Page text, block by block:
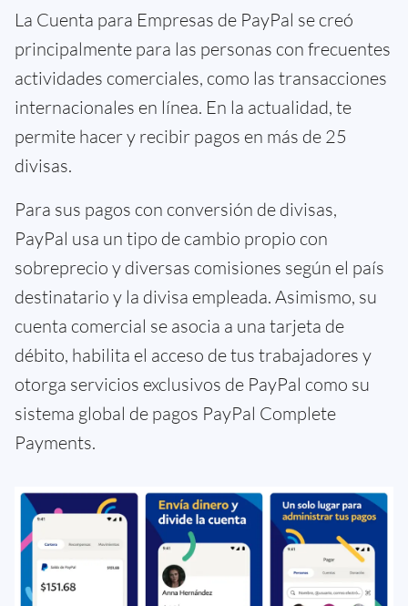
La Cuenta para Empresas de PayPal se creó
principalmente para las personas con frecuentes
actividades comerciales, como las transacciones
internacionales en línea. En la actualidad, te
permite hacer y recibir pagos en más de 25
divisas.
Para sus pagos con conversión de divisas,
PayPal usa un tipo de cambio propio con
sobreprecio y diversas comisiones según el país
destinatario y la divisa empleada. Asimismo, su
cuenta comercial se asocia a una tarjeta de
débito, habilita el acceso de tus trabajadores y
otorga servicios exclusivos de PayPal como su
sistema global de pagos PayPal Complete
Payments.